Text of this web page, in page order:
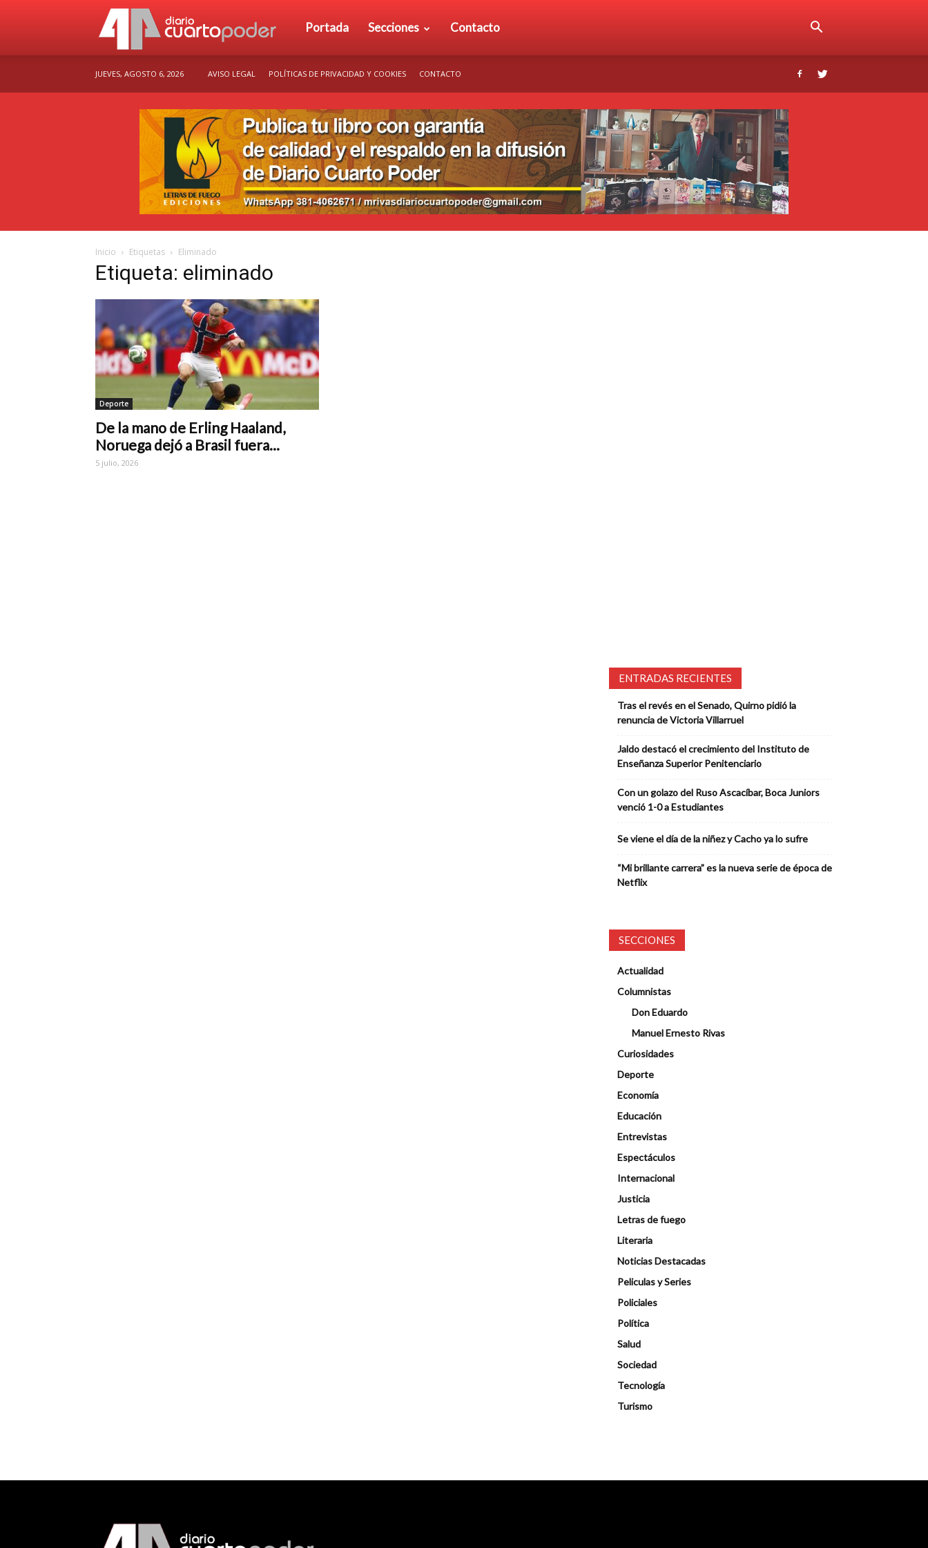
Diario
Poder
Portada Secciones Contacto
JUEVES, AGOSTO 6, 2026 AVISO LEGAL POLÍTICAS DE PRIVACIDAD Y COOKIES CONTACTO
Inicio Etiquetas Eliminado
Etiqueta: eliminado
Deporte
De la mano de Erling Haaland,
Noruega dejó a Brasil fuera...
5 julio, 2026
ENTRADAS RECIENTES
Tras el revés en el Senado, Quirno pidió la
renuncia de Victoria Villarruel
Jaldo destacó el crecimiento del Instituto de
Enseñanza Superior Penitenciario
Con un golazo del Ruso Ascacíbar, Boca Juniors
venció 1-0 a Estudiantes
Se viene el día de la niñez y Cacho ya lo sufre
“Mi brillante carrera” es la nueva serie de época de
Netflix
SECCIONES
Actualidad
Columnistas
Don Eduardo
Manuel Ernesto Rivas
Curiosidades
Deporte
Economía
Educación
Entrevistas
Espectáculos
Internacional
Justicia
Letras de fuego
Literaria
Noticias Destacadas
Peliculas y Series
Policiales
Política
Salud
Sociedad
Tecnología
Turismo